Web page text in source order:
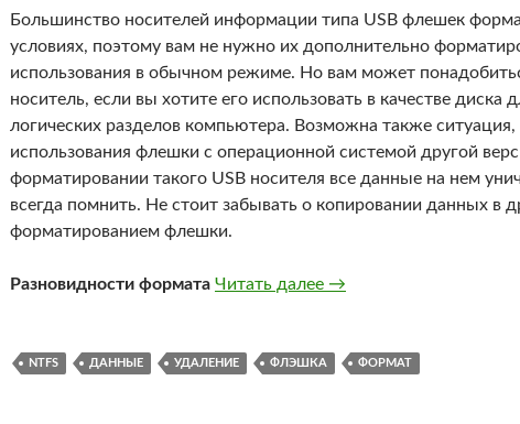
Большинство носителей информации типа USB флешек
условиях, поэтому вам не нужно их дополнительно
использования в обычном режиме. Но вам может
носитель, если вы хотите его использовать в качестве диска
логических разделов компьютера. Возможна также ситуация,
использования флешки с операционной системой другой
форматировании такого USB носителя все данные на нем
всегда помнить. Не стоит забывать о копировании данных в
форматированием флешки.
Разновидности формата Читать далее Что произойдет с
→
NTFS ДАННЫЕ УДАЛЕНИЕ ФЛЭШКА ФОРМАТ